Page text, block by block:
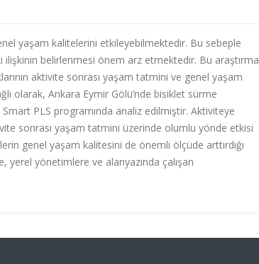
yaşam kalitelerini etkileyebilmektedir. Bu sebeple
ilişkinin belirlenmesi önem arz etmektedir. Bu araştırma
aktivite sonrası yaşam tatmini ve genel yaşam
olarak, Ankara Eymir Gölü’nde bisiklet sürme
PLS programında analiz edilmiştir. Aktiviteye
sonrası yaşam tatmini üzerinde olumlu yönde etkisi
genel yaşam kalitesini de önemli ölçüde arttırdığı
yönetimlere ve alanyazında çalışan